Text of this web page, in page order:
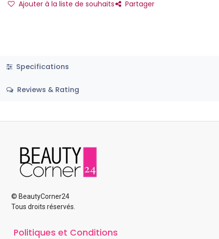
Ajouter à la liste de souhaits Partager
Specifications
Reviews & Rating
© BeautyCorner24
Tous droits réservés.
Politiques et Conditions